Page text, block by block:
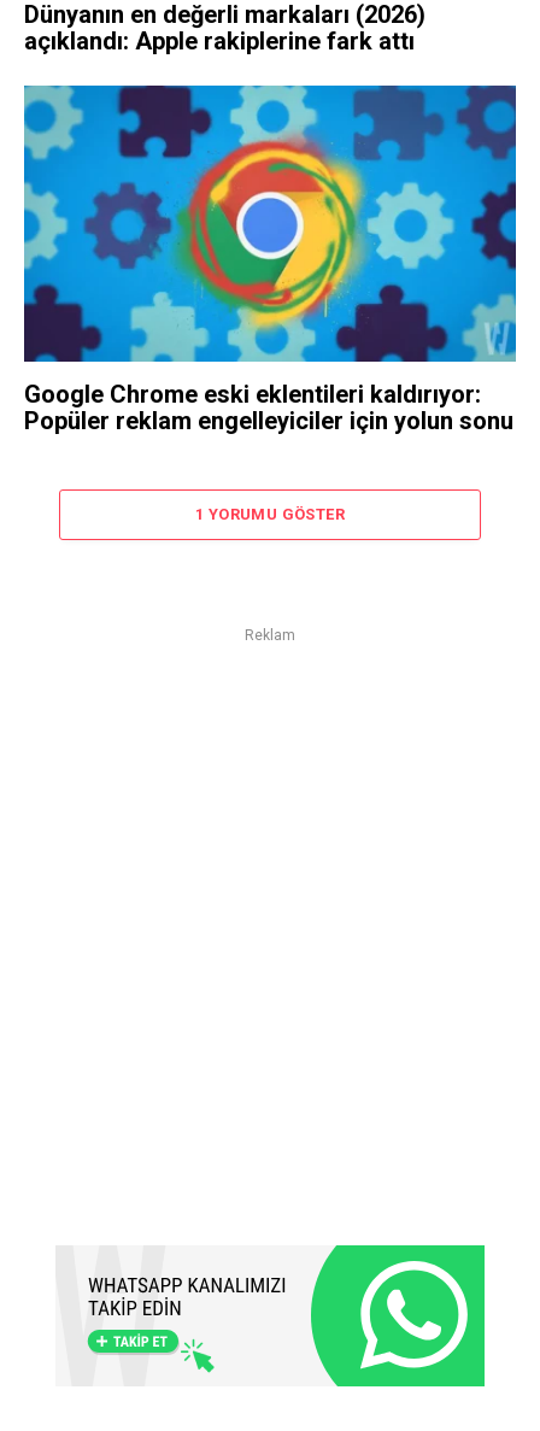
Dünyanın en değerli markaları (2026)
açıklandı: Apple rakiplerine fark attı
Google Chrome eski eklentileri kaldırıyor:
Popüler reklam engelleyiciler için yolun sonu
1 YORUMU GÖSTER
Reklam